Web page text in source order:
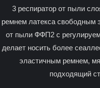
3 респиратор от пыли
ремнем латекса свободным
от пыли ФФП2 с
делает носить более
эластичным ремнем,
подходящий